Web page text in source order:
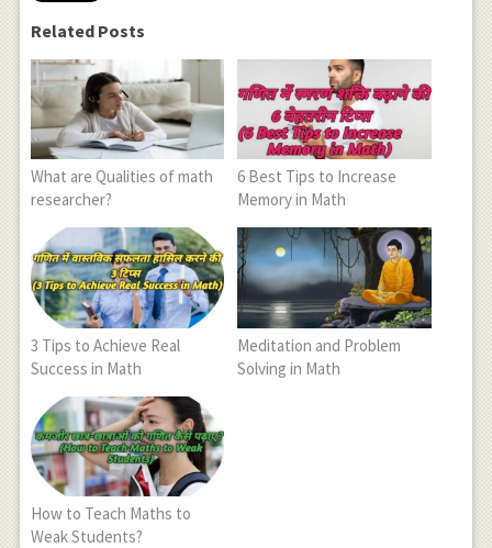
Related Posts
What are Qualities of math
researcher?
6 Best Tips to Increase
Memory in Math
3 Tips to Achieve Real
Success in Math
Meditation and Problem
Solving in Math
How to Teach Maths to
Weak Students?